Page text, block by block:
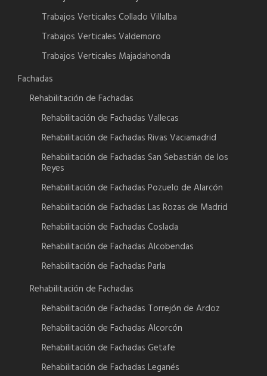
Trabajos Verticales Collado Villalba
Trabajos Verticales Valdemoro
Trabajos Verticales Majadahonda
Fachadas
Rehabilitación de Fachadas
Rehabilitación de Fachadas Vallecas
Rehabilitación de Fachadas Rivas Vaciamadrid
Rehabilitación de Fachadas San Sebastián de los
Reyes
Rehabilitación de Fachadas Pozuelo de Alarcón
Rehabilitación de Fachadas Las Rozas de Madrid
Rehabilitación de Fachadas Coslada
Rehabilitación de Fachadas Alcobendas
Rehabilitación de Fachadas Parla
Rehabilitación de Fachadas
Rehabilitación de Fachadas Torrejón de Ardoz
Rehabilitación de Fachadas Alcorcón
Rehabilitación de Fachadas Getafe
Rehabilitación de Fachadas Leganés